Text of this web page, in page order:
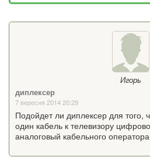
Игорь
диплексер
7 вересня 2014 20:29
Подойдет ли диплексер для того,
один кабель к телевизору
аналоговый кабельного